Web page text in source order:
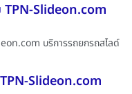
TPN-Slideon.com
บริการรถยกรถสไลด์
Slideon.com